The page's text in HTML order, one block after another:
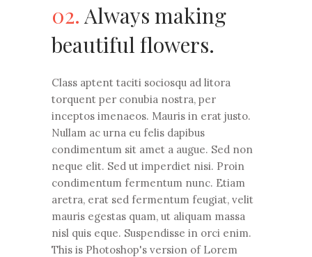
02. Always making
beautiful flowers.
Class aptent taciti sociosqu ad litora
torquent per conubia nostra, per
inceptos imenaeos. Mauris in erat justo.
Nullam ac urna eu felis dapibus
condimentum sit amet a augue. Sed non
neque elit. Sed ut imperdiet nisi. Proin
condimentum fermentum nunc. Etiam
aretra, erat sed fermentum feugiat, velit
mauris egestas quam, ut aliquam massa
nisl quis eque. Suspendisse in orci enim.
This is Photoshop's version of Lorem